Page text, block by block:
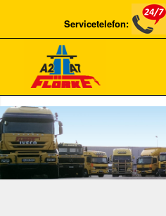
Servicetelefon: